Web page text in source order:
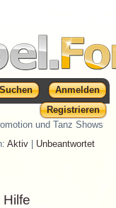
Suchen
Anmelden
Registrieren
und Tanz Shows
Aktiv Unbeantwortet